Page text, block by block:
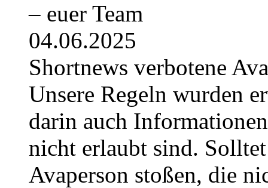
– euer Team
04.06.2025
Shortnews verbotene
Unsere Regeln wurden
darin auch
nicht erlaubt sind.
Avaperson stoßen, die